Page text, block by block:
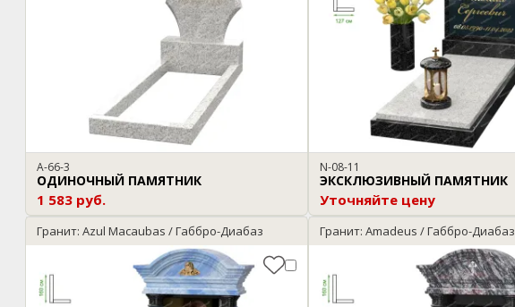
A-66-3
ОДИНОЧНЫЙ ПАМЯТНИК
1 583 руб.
N-08-11
ЭКСКЛЮЗИВНЫЙ ПАМЯТНИК
Уточняйте цену
Гранит: Azul Macaubas / Габбро-Диабаз Гранит: Amadeus / Габбро-Диабаз